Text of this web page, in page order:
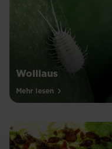
Wolllaus
Mehr lesen